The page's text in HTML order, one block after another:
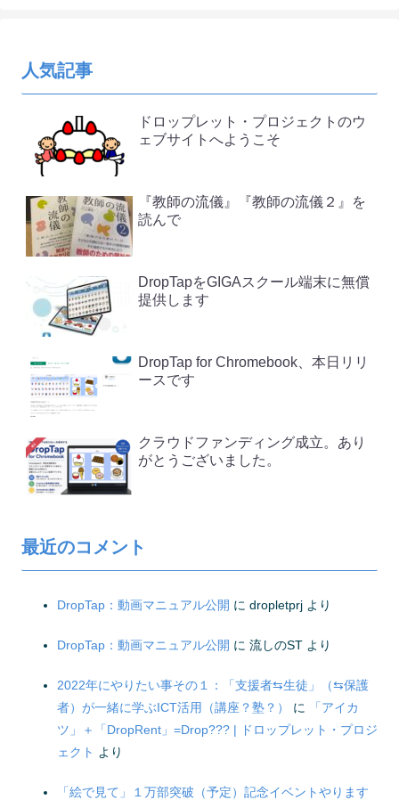
人気記事
ドロップレット・プロジェクトのウ
ェブサイトへようこそ
『教師の流儀』『教師の流儀２』を
読んで
DropTapをGIGAスクール端末に無償
提供します
DropTap for Chromebook、本日リリ
ースです
クラウドファンディング成立。あり
がとうございました。
最近のコメント
DropTap：動画マニュアル公開 に dropletprj より
DropTap：動画マニュアル公開 に 流しのST より
2022年にやりたい事その１：「支援者⇆生徒」（⇆保護
者）が一緒に学ぶICT活用（講座？塾？）
に
「アイカ
ツ」＋「DropRent」=Drop??? | ドロップレット・プロジ
ェクト より
「絵で見て」１万部突破（予定）記念イベントやります